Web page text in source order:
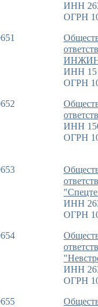
ИНН
ОГРН
ИНН
ОГРН
ИНН
ОГРН
ИНН
ОГРН
ИНН
ОГРН